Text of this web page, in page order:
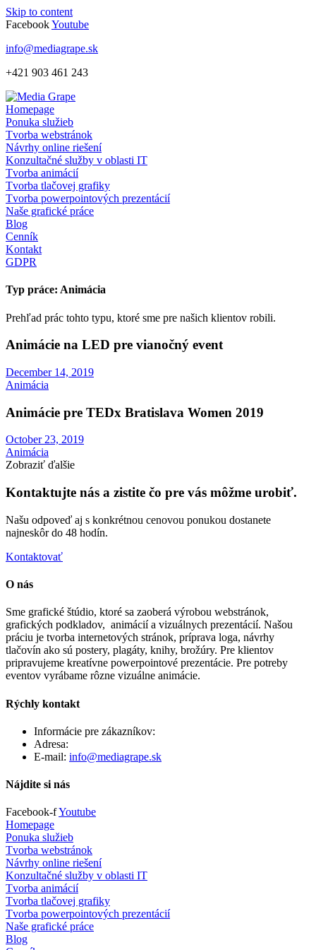
Skip to content
FacebookYoutube
info@mediagrape.sk
+421 903 461 243
Homepage
Ponuka služieb
Tvorba webstránok
Návrhy online riešení
Konzultačné služby v oblasti IT
Tvorba animácií
Tvorba tlačovej grafiky
Tvorba powerpointových prezentácií
Naše grafické práce
Blog
Cenník
Kontakt
GDPR
Typ práce: Animácia
Prehľad prác tohto typu, ktoré sme pre našich klientov robili.
Animácie na LED pre vianočný event
December 14, 2019
Animácia
Animácie pre TEDx Bratislava Women 2019
October 23, 2019
Animácia
Zobraziť ďalšie
Kontaktujte nás a zistite čo pre vás môžme urobiť.
Našu odpoveď aj s konkrétnou cenovou ponukou dostanete
najneskôr do 48 hodín.
Kontaktovať
O nás
Sme grafické štúdio, ktoré sa zaoberá výrobou webstránok,
grafických podkladov, animácií a vizuálnych prezentácií. Našou
práciu je tvorba internetových stránok, príprava loga, návrhy
tlačovín ako sú postery, plagáty, knihy, brožúry. Pre klientov
pripravujeme kreatívne powerpointové prezentácie. Pre potreby
eventov vyrábame rôzne vizuálne animácie.
Rýchly kontakt
Informácie pre zákazníkov:
Adresa:
E-mail: info@mediagrape.sk
Nájdite si nás
Facebook-fYoutube
Homepage
Ponuka služieb
Tvorba webstránok
Návrhy online riešení
Konzultačné služby v oblasti IT
Tvorba animácií
Tvorba tlačovej grafiky
Tvorba powerpointových prezentácií
Naše grafické práce
Blog